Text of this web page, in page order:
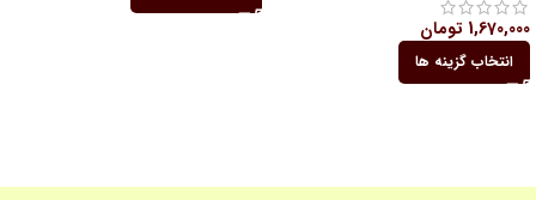
1,670,000 تومان
انتخاب گزینه ها